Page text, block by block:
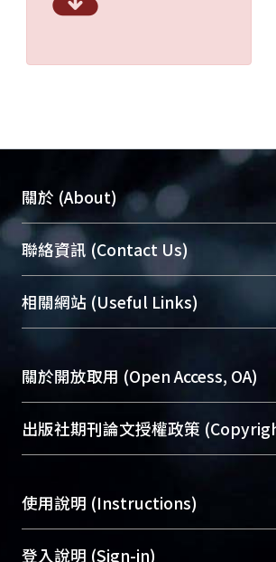
關於 (About)
臺大位居世界頂尖大學之列，為永
展現本校豐碩的研究成果及學術能
機構典藏（NTUR）與學術庫（AH
台，成為臺大學術典藏NTU
究能量、促進交流合作、保存學術
成果。
To permanently archive and
profiles and scholarly works,
services of “NTU Repository”
聯絡資訊 (Contact Us)
總館學科館員(Main Library)
醫學圖書館學科館員(Medical
Sciences Library)
相關網站 (Useful Links)
關於開放取用 (Open Access, OA)
開放取用是從使用者角度提升資訊
動，應用在學術研究上是透過將研
用逐年攀升。同時可加速研究發展
Archive）平台。 （點選深入了解OA
出版社期刊論文授權政策
含部分內容的版權非匯入者所有
助與合作完成，請確認該版權所
意提供此授權。
使用說明 (Instructions)
網站簡介(Quickstart Guide)
登入說明 (Sign-in)